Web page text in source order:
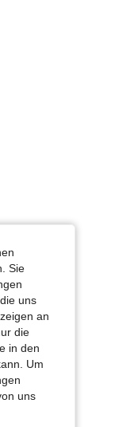
Sie
uns
an
die
in den
Um
uns